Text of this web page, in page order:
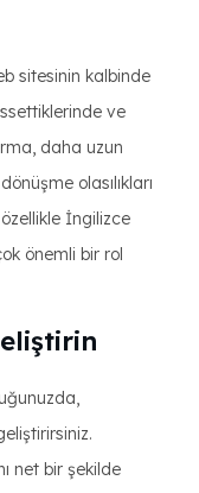
sitesinin kalbinde
ve
daha uzun
olasılıkları
İngilizce
önemli bir rol
net bir şekilde